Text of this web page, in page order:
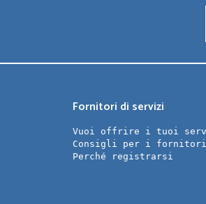
Fornitori di servizi
Vuoi offrire i tuoi
Consigli per i fornitori
Perché registrarsi